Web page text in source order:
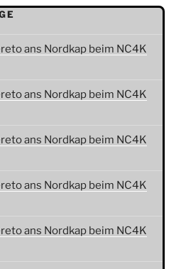
ans Nordkap beim NC4K
ans Nordkap beim NC4K
ans Nordkap beim NC4K
ans Nordkap beim NC4K
ans Nordkap beim NC4K